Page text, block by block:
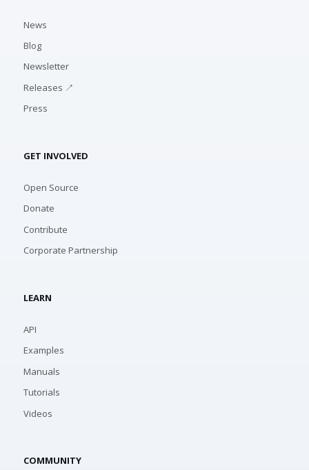
News
Blog
Newsletter
Releases ↗
Press
GET INVOLVED
Open Source
Donate
Contribute
Corporate Partnership
LEARN
API
Examples
Manuals
Tutorials
Videos
COMMUNITY